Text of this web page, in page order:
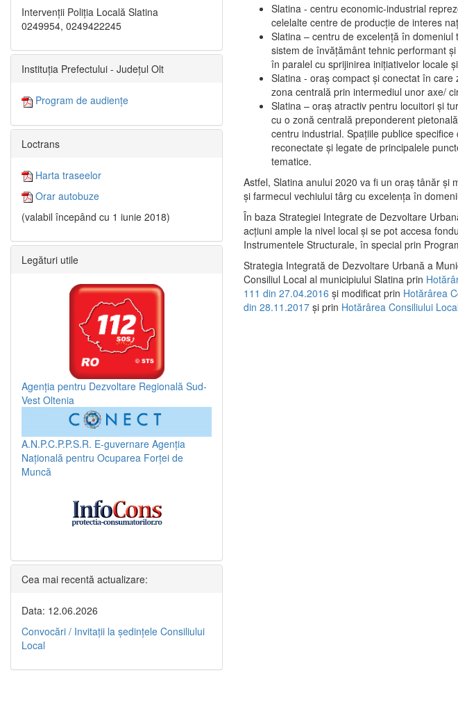
Slatina - centru economic-industrial
celelalte centre de producţie de interes
Slatina – centru de excelenţă în
sistem de învăţământ tehnic performant
în paralel cu sprijinirea iniţiativelor locale
Slatina - oraş compact şi conectat în
zona centrală prin intermediul unor axe/
Slatina – oraş atractiv pentru locuitori şi
cu o zonă centrală preponderent
centru industrial. Spaţiile publice
reconectate şi legate de principalele
tematice.
Astfel, Slatina anului 2020 va fi un oraş tânăr şi
şi farmecul vechiului târg cu excelenţa în
În baza Strategiei Integrate de Dezvoltare
acţiuni ample la nivel local şi se pot accesa
Instrumentele Structurale, în special prin
Strategia Integrată de Dezvoltare Urbană a
Consiliul Local al municipiului Slatina prin
111 din 27.04.2016 și modificat prin Hotărârea
din 28.11.2017 și prin Hotărârea Consiliului
Intervenții Poliția Locală Slatina
0249954, 0249422245
Instituția Prefectului - Județul Olt
Program de audiențe
Loctrans
Harta traseelor
Orar autobuze
(valabil începând cu 1 iunie 2018)
Legături utile
Agenția pentru Dezvoltare Regională Sud-
Vest Oltenia
A.N.P.C.P.P.S.R. E-guvernare Agenția
Națională pentru Ocuparea Forței de
Muncă
Cea mai recentă actualizare:
Data: 12.06.2026
Convocări / Invitaţii la şedinţele Consiliului
Local